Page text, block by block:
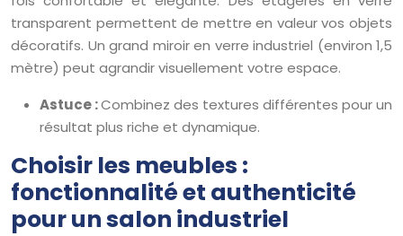
transparent permettent de mettre en valeur vos objets
décoratifs. Un grand miroir en verre industriel (environ 1,5
mètre) peut agrandir visuellement votre espace.
Astuce :Combinez des textures différentes pour un
résultat plus riche et dynamique.
Choisir les meubles :
fonctionnalité et authenticité
pour un salon industriel